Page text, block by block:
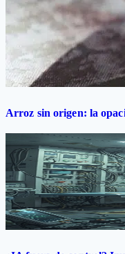
Arroz sin origen: la